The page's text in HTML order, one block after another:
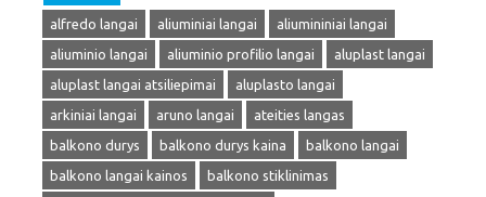
alfredo langai aliuminiai langai
aliumininiai langai
aliuminio langai
aliuminio profilio langai
aluplast langai
aluplast langai atsiliepimai
aluplasto langai
arkiniai langai
aruno langai
ateities langas
balkono durys
balkono durys kaina
balkono langai
balkono langai kainos
balkono stiklinimas